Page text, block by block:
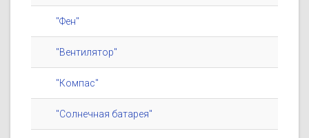
"Фен"
"Вентилятор"
"Компас"
"Солнечная батарея"